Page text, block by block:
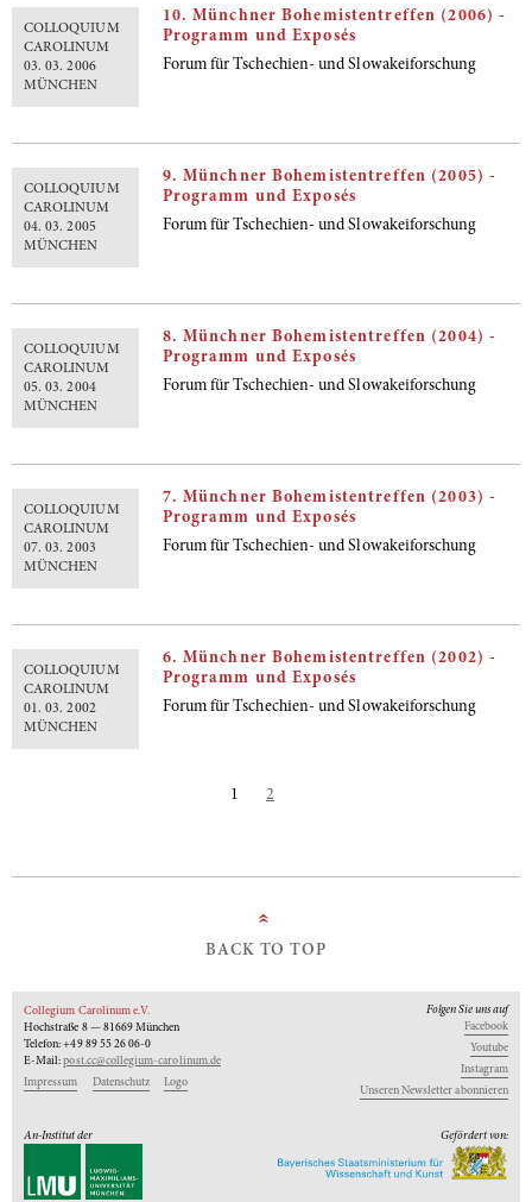
COLLOQUIUM
CAROLINUM
03. 03. 2006
MÜNCHEN
10. Münchner Bohemistentreffen (2006) -
Programm und Exposés
Forum für Tschechien- und Slowakeiforschung
COLLOQUIUM
CAROLINUM
04. 03. 2005
MÜNCHEN
9. Münchner Bohemistentreffen (2005) -
Programm und Exposés
Forum für Tschechien- und Slowakeiforschung
COLLOQUIUM
CAROLINUM
05. 03. 2004
MÜNCHEN
8. Münchner Bohemistentreffen (2004) -
Programm und Exposés
Forum für Tschechien- und Slowakeiforschung
COLLOQUIUM
CAROLINUM
07. 03. 2003
MÜNCHEN
7. Münchner Bohemistentreffen (2003) -
Programm und Exposés
Forum für Tschechien- und Slowakeiforschung
COLLOQUIUM
CAROLINUM
01. 03. 2002
MÜNCHEN
6. Münchner Bohemistentreffen (2002) -
Programm und Exposés
Forum für Tschechien- und Slowakeiforschung
1 2
»
BACK TO TOP
Collegium Carolinum e.V.
Hochstraße 8 — 81669 München
Telefon: +49 89 55 26 06-0
E-Mail:post.cc@collegium-carolinum.de
Impressum
Datenschutz Logo
Folgen Sie uns auf
Facebook
Youtube
Instagram
Unseren Newsletter abonnieren
An-Institut der Gefördert von: